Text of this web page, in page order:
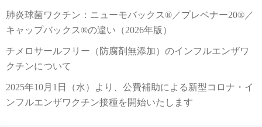
肺炎球菌ワクチン：ニューモバックス®／プレベナー20®／
キャップバックス®の違い（2026年版）
チメロサールフリー（防腐剤無添加）のインフルエンザワ
クチンについて
2025年10月1日（水）より、公費補助による新型コロナ・イ
ンフルエンザワクチン接種を開始いたします